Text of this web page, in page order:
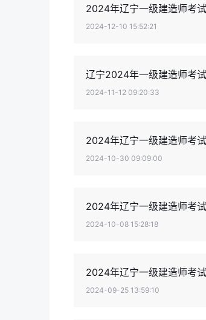
2024年辽宁一级建造师考
2024-12-10 15:52:21
辽宁2024年一级建造师考
2024-11-12 09:20:33
2024年辽宁一级建造师考
2024-10-30 09:09:00
2024年辽宁一级建造师考
2024-10-08 15:28:18
2024年辽宁一级建造师考
2024-09-25 13:59:10